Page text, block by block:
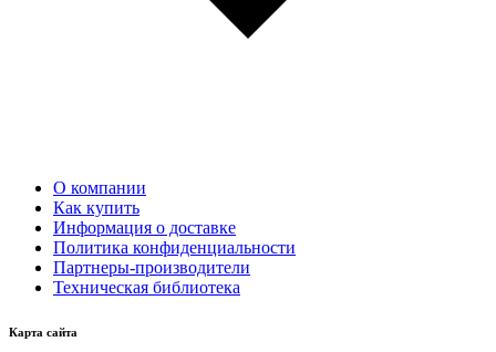
О компании
Как купить
Информация о доставке
Политика конфиденциальности
Партнеры-производители
Техническая библиотека
Карта сайта